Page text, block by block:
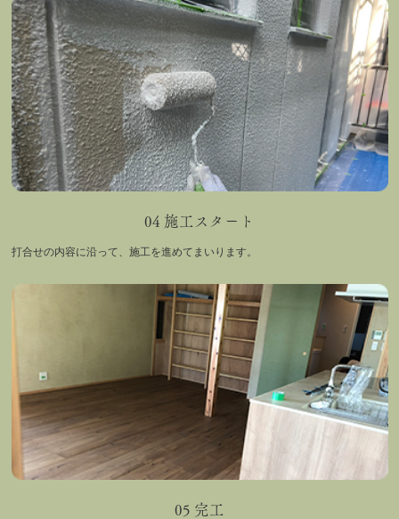
04 施工スタート
打合せの内容に沿って、施工を進めてまいります。
05 完工